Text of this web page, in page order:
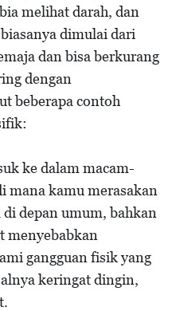
melihat darah, dan
dimulai dari
dan bisa berkurang
dengan
beberapa contoh
ke dalam macam-
mana kamu merasakan
depan umum, bahkan
menyebabkan
gangguan fisik yang
keringat dingin,